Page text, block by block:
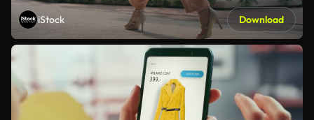
iStock Download